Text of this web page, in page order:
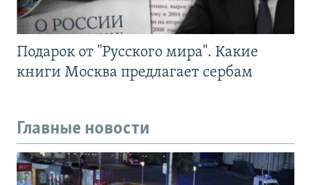
Подарок от "Русского мира". Какие
книги Москва предлагает сербам
Главные новости